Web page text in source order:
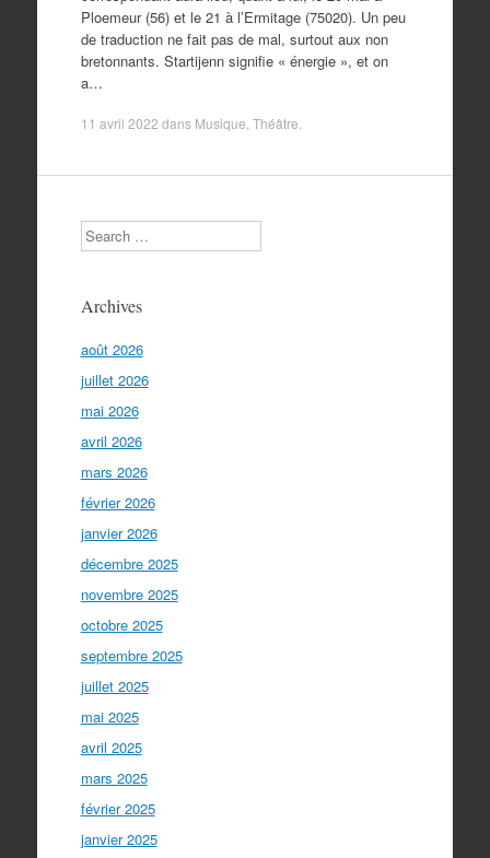
Ploemeur (56) et le 21 à l’Ermitage (75020). Un peu
de traduction ne fait pas de mal, surtout aux non
bretonnants. Startijenn signifie « énergie », et on
a…
11 avril 2022 dans Musique Théâtre
Search
Archives
août 2026
juillet 2026
mai 2026
avril 2026
mars 2026
février 2026
janvier 2026
décembre 2025
novembre 2025
octobre 2025
septembre 2025
juillet 2025
mai 2025
avril 2025
mars 2025
février 2025
janvier 2025